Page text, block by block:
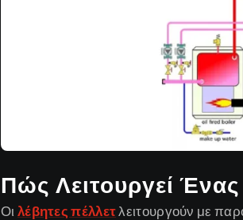
Πώς Λειτουργεί
Οι λέβητες πέλλετλειτουργούν με